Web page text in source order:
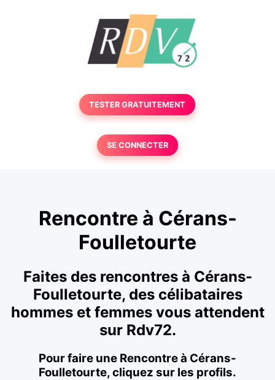
TESTER GRATUITEMENT
SE CONNECTER
Rencontre à Cérans-
Foulletourte
Faites des rencontres à Cérans-
Foulletourte, des célibataires
hommes et femmes vous attendent
sur Rdv72.
Pour faire une Rencontre à Cérans-
Foulletourte, cliquez sur les profils.